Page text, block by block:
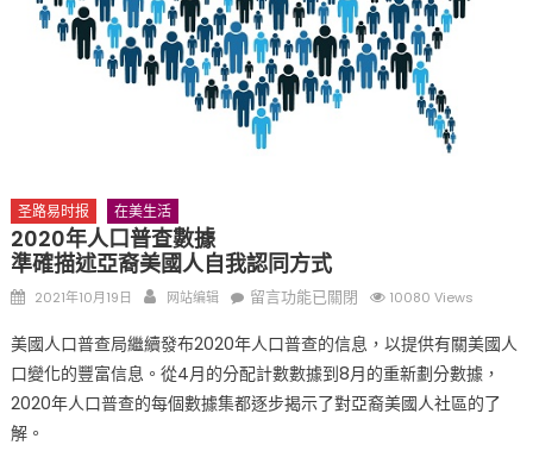
与钢琴的精彩对话
圣路易时报 在美生活
2020年人口普查數據
準確描述亞裔美國人自我認同方式
Posted
2021年10月19日 Author
网站编辑
在
年
人
口
留言功能已關閉 10080 Views
美國人口普查局繼續發布2020年人口普查的信息，以提供有關美國人
口變化的豐富信息。從4月的分配計數數據到8月的重新劃分數據，
2020年人口普查的每個數據集都逐步揭示了對亞裔美國人社區的了
解。